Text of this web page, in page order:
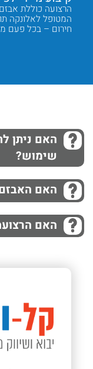
הרצועה כוללת
המטופל לאלונקה
חירום – בכל פעם
האם ניתן
שימוש?
האם
האם